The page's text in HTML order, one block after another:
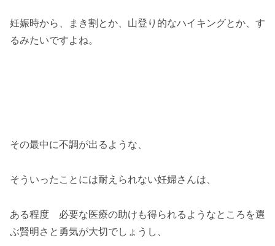
妊娠時から、まき割とか、山登り的なハイキングとか、す
るみたいですよね。
その最中に不調が出るような、
そういったことには耐えられない妊婦さんは、
ある程度 必要な医療の助けも得られるようなところを選
ぶ賢明さと勇気が大切でしょうし、